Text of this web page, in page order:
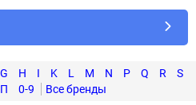
G H I K L M N P Q R
S
П 0-9